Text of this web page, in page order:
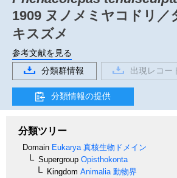
1909 ヌノメミヤコドリ／
キスズメ
参考文献を見る
分類群情報
出現レコー
分類情報の提供
分類ツリー
Domain Eukarya 真核生物ドメイン
Supergroup Opisthokonta
Kingdom Animalia 動物界